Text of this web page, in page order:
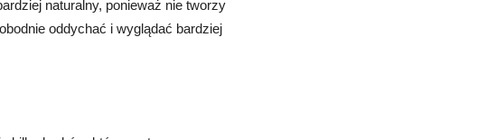
naturalny, ponieważ nie tworzy
oddychać i wyglądać bardziej